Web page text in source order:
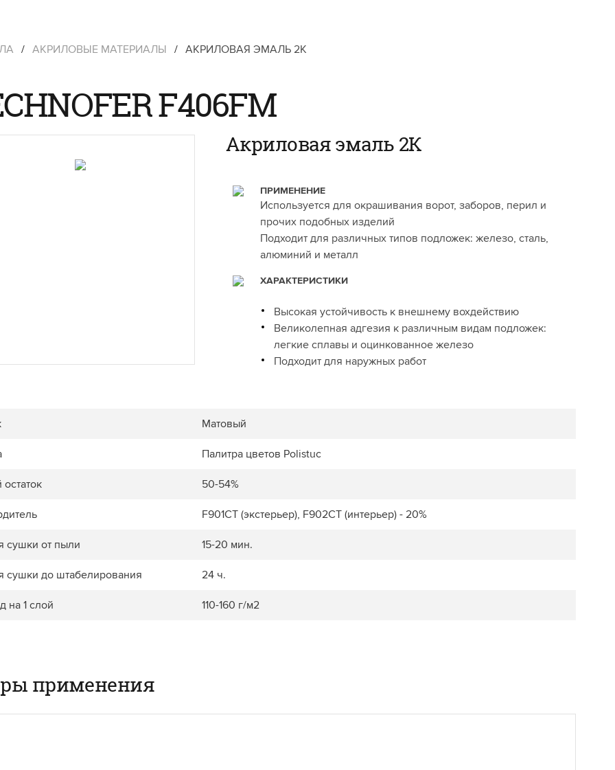
/ АКРИЛОВЫЕ МАТЕРИАЛЫ / АКРИЛОВАЯ ЭМАЛЬ 2К
F406FM
Акриловая эмаль 2К
ПРИМЕНЕНИЕ
Используется для окрашивания ворот, заборов, перил и
прочих подобных изделий
Подходит для различных типов подложек: железо, сталь,
алюминий и металл
ХАРАКТЕРИСТИКИ
Высокая устойчивость к внешнему вохдействию
Великолепная адгезия к различным видам подложек:
легкие сплавы и оцинкованное железо
Подходит для наружных работ
Матовый
Палитра цветов Polistuc
50-54%
F901CT (экстерьер), F902CT (интерьер) - 20%
сушки от пыли 15-20 мин.
сушки до штабелирования 24 ч.
на 1 слой 110-160 г/м2
применения